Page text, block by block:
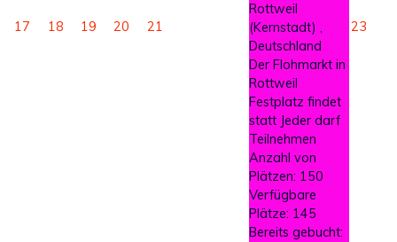
17 18 19 20 21
Rottweil
(Kernstadt) ,
Deutschland
Der Flohmarkt in
Rottweil
Festplatz findet
statt Jeder darf
Teilnehmen
Anzahl von
Plätzen: 150
Verfügbare
Plätze: 145
Bereits gebucht:
23